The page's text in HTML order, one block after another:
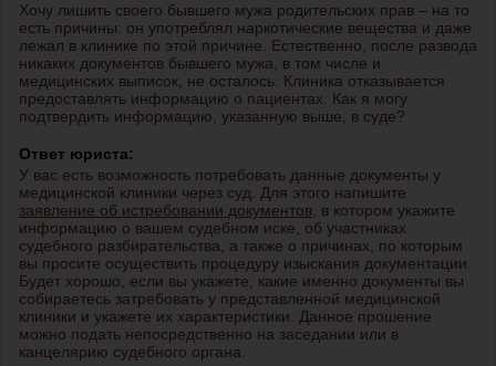
Хочу лишить своего бывшего мужа родительских прав – на то
есть причины: он употреблял наркотические вещества и даже
лежал в клинике по этой причине. Естественно, после развода
никаких документов бывшего мужа, в том числе и
медицинских выписок, не осталось. Клиника отказывается
предоставлять информацию о пациентах. Как я могу
подтвердить информацию, указанную выше, в суде?
Ответ юриста:
У вас есть возможность потребовать данные документы у
медицинской клиники через суд. Для этого напишите
заявление об истребовании документов, в котором укажите
информацию о вашем судебном иске, об участниках
судебного разбирательства, а также о причинах, по которым
вы просите осуществить процедуру изыскания документации.
Будет хорошо, если вы укажете, какие именно документы вы
собираетесь затребовать у представленной медицинской
клиники и укажете их характеристики. Данное прошение
можно подать непосредственно на заседании или в
канцелярию судебного органа.